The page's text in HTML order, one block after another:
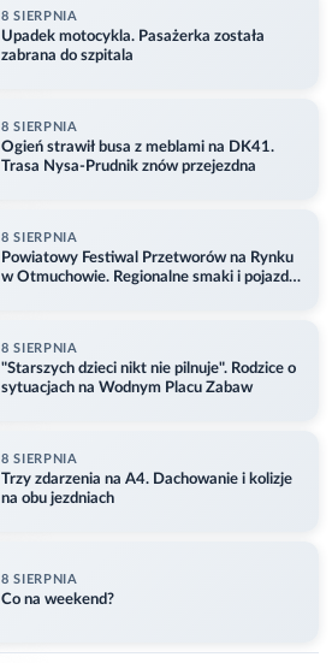
8 SIERPNIA
Upadek motocykla. Pasażerka została
zabrana do szpitala
8 SIERPNIA
Ogień strawił busa z meblami na DK41.
Trasa Nysa-Prudnik znów przejezdna
8 SIERPNIA
Powiatowy Festiwal Przetworów na Rynku
w Otmuchowie. Regionalne smaki i pojazdy
8 SIERPNIA
"Starszych dzieci nikt nie pilnuje". Rodzice o
sytuacjach na Wodnym Placu Zabaw
8 SIERPNIA
Trzy zdarzenia na A4. Dachowanie i kolizje
na obu jezdniach
8 SIERPNIA
Co na weekend?